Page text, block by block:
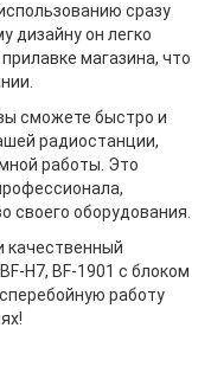
сразу
дизайну он легко
магазина, что
сможете быстро и
радиостанции,
работы. Это
своего оборудования.
качественный
H7, BF-1901 с блоком
работу